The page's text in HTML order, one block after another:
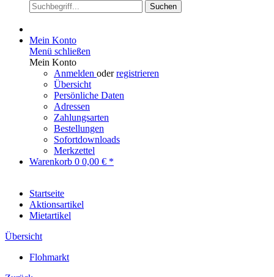
Suchen
Mein Konto
Menü schließen
Mein Konto
Anmelden oderregistrieren
Übersicht
Persönliche Daten
Adressen
Zahlungsarten
Bestellungen
Sofortdownloads
Merkzettel
Warenkorb 0 0,00 € *
Startseite
Aktionsartikel
Mietartikel
Übersicht
Flohmarkt